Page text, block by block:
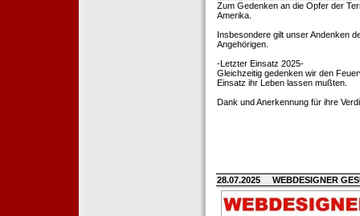
Zum Gedenken an die Opfer der
Amerika.
Insbesondere gilt unser Andenken
Angehörigen.
-Letzter Einsatz 2025-
Gleichzeitig gedenken wir den
Einsatz ihr Leben lassen mußten.
Dank und Anerkennung für ihre
28.07.2025 WEBDESIGNER